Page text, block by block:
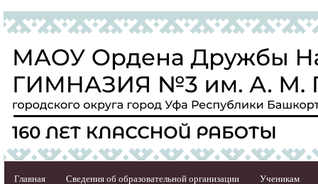
Главная Сведения об образовательной организации Ученикам